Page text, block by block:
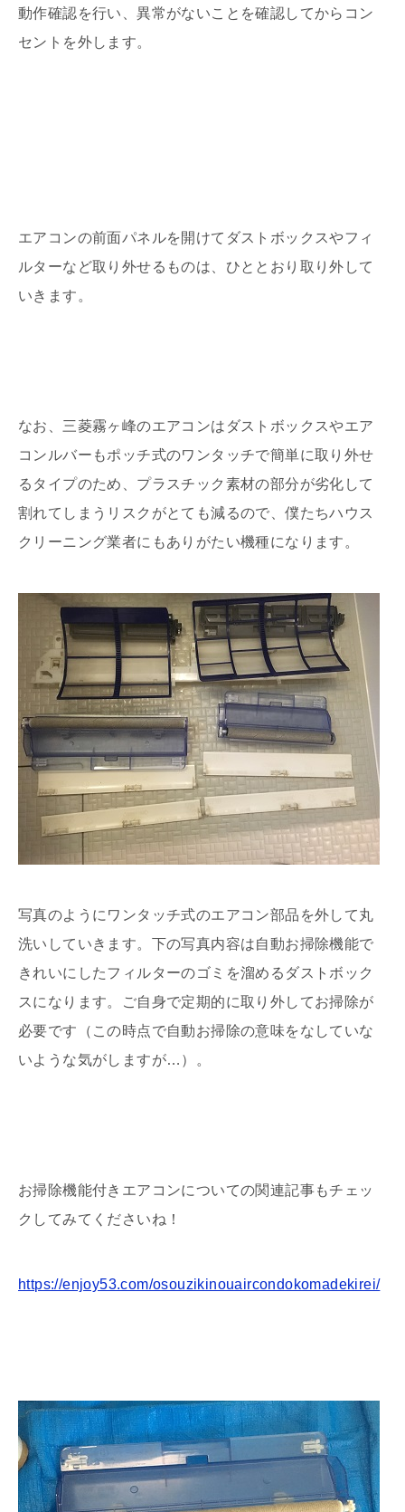
動作確認を行い、異常がないことを確認してからコン
セントを外します。
エアコンの前面パネルを開けてダストボックスやフィ
ルターなど取り外せるものは、ひととおり取り外して
いきます。
なお、三菱霧ヶ峰のエアコンはダストボックスやエア
コンルバーもポッチ式のワンタッチで簡単に取り外せ
るタイプのため、プラスチック素材の部分が劣化して
割れてしまうリスクがとても減るので、僕たちハウス
クリーニング業者にもありがたい機種になります。
写真のようにワンタッチ式のエアコン部品を外して丸
洗いしていきます。下の写真内容は自動お掃除機能で
きれいにしたフィルターのゴミを溜めるダストボック
スになります。ご自身で定期的に取り外してお掃除が
必要です（この時点で自動お掃除の意味をなしていな
いような気がしますが…）。
お掃除機能付きエアコンについての関連記事もチェッ
クしてみてくださいね！
https://enjoy53.com/osouzikinouaircondokomadekirei/